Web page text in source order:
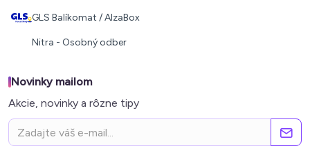
GLS Balíkomat / AlzaBox
Nitra - Osobný odber
Novinky mailom
Akcie, novinky a rôzne tipy